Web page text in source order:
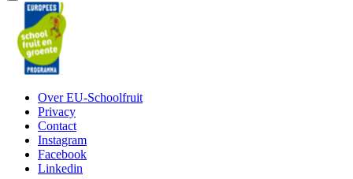
Over EU-Schoolfruit
Privacy
Contact
Instagram
Facebook
Linkedin